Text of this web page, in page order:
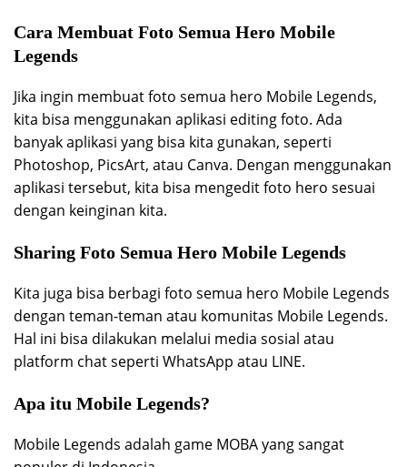
Cara Membuat Foto Semua Hero Mobile
Legends
Jika ingin membuat foto semua hero Mobile Legends,
kita bisa menggunakan aplikasi editing foto. Ada
banyak aplikasi yang bisa kita gunakan, seperti
Photoshop, PicsArt, atau Canva. Dengan menggunakan
aplikasi tersebut, kita bisa mengedit foto hero sesuai
dengan keinginan kita.
Sharing Foto Semua Hero Mobile Legends
Kita juga bisa berbagi foto semua hero Mobile Legends
dengan teman-teman atau komunitas Mobile Legends.
Hal ini bisa dilakukan melalui media sosial atau
platform chat seperti WhatsApp atau LINE.
Apa itu Mobile Legends?
Mobile Legends adalah game MOBA yang sangat